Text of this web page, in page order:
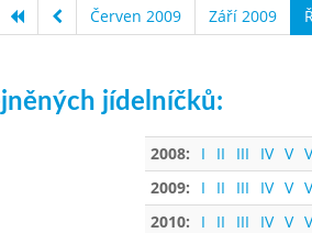
Červen 2009 Září 2009
jídelníčků:
2008: I II III IV V
2009:
I II III IV V
2010:
I II III IV V